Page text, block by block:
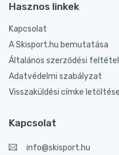
Hasznos linkek
Kapcsolat
A Skisport.hu bemutatása
Általános szerződési
Adatvédelmi szabályzat
Visszaküldési címke letöltése
Kapcsolat
info@skisport.hu